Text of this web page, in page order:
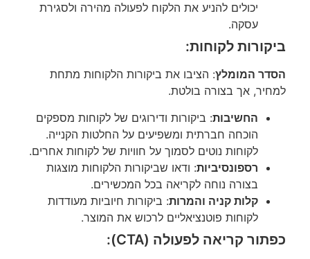
יכולים להניע את הלקוח לפעולה מהירה ולסגירת
עסקה.
ביקורות לקוחות:
הסדר המומלץ: הציבו את ביקורות הלקוחות מתחת
למחיר, אך בצורה בולטת.
החשיבות: ביקורות ודירוגים של לקוחות מספקים
הוכחה חברתית ומשפיעים על החלטות הקנייה.
לקוחות נוטים לסמוך על חוויות של לקוחות אחרים.
רספונסיביות: ודאו שביקורות הלקוחות מוצגות
בצורה נוחה לקריאה בכל המכשירים.
קלות קניה והמרות: ביקורות חיוביות מעודדות
לקוחות פוטנציאליים לרכוש את המוצר.
כפתור קריאה לפעולה (CTA):